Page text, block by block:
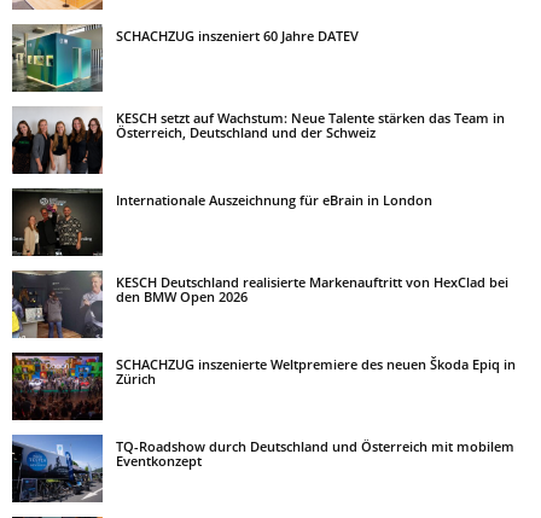
SCHACHZUG inszeniert 60 Jahre DATEV
KESCH setzt auf Wachstum: Neue Talente stärken das Team in
Österreich, Deutschland und der Schweiz
Internationale Auszeichnung für eBrain in London
KESCH Deutschland realisierte Markenauftritt von HexClad bei
den BMW Open 2026
SCHACHZUG inszenierte Weltpremiere des neuen Škoda Epiq in
Zürich
TQ-Roadshow durch Deutschland und Österreich mit mobilem
Eventkonzept